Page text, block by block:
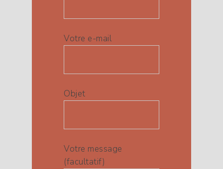
Votre e-mail
Objet
Votre message
(facultatif)